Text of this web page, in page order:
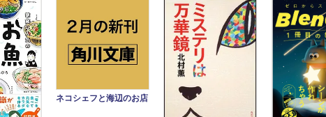
ネコシェフと海辺のお店